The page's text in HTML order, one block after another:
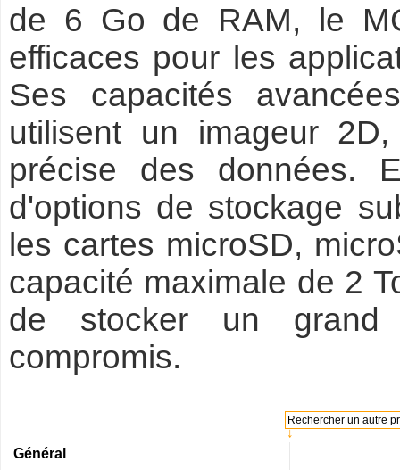
de 6 Go de RAM, le
efficaces pour les
Ses capacités
utilisent un imageur
précise des données.
d'options de stockage
les cartes microSD,
capacité maximale de 2
de stocker un grand
compromis.
↓
Rechercher un autre
Général